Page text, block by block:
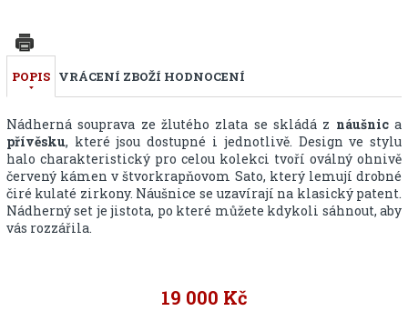
POPIS VRÁCENÍ ZBOŽÍ HODNOCENÍ
Nádherná souprava ze žlutého zlata se skládá z náušnica
přívěsku, které jsou dostupné i jednotlivě. Design ve stylu
halo charakteristický pro celou kolekci tvoří oválný ohnivě
červený kámen v štvorkrapňovom Sato, který lemují drobné
čiré kulaté zirkony. Náušnice se uzavírají na klasický patent.
Nádherný set je jistota, po které můžete kdykoli sáhnout, aby
vás rozzářila.
19 000 Kč